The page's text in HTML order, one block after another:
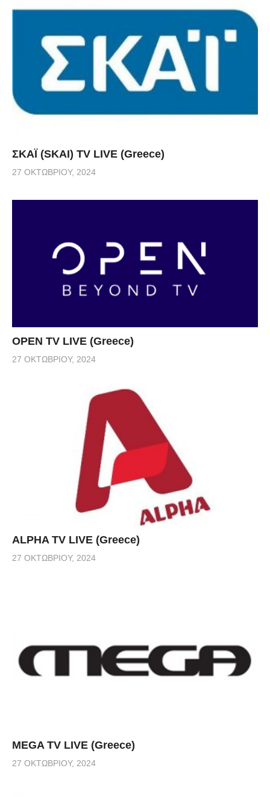
ΣΚΑΪ (SKAI) TV LIVE (Greece)
27 ΟΚΤΩΒΡΊΟΥ, 2024
OPEN TV LIVE (Greece)
27 ΟΚΤΩΒΡΊΟΥ, 2024
ALPHA TV LIVE (Greece)
27 ΟΚΤΩΒΡΊΟΥ, 2024
MEGA TV LIVE (Greece)
27 ΟΚΤΩΒΡΊΟΥ, 2024